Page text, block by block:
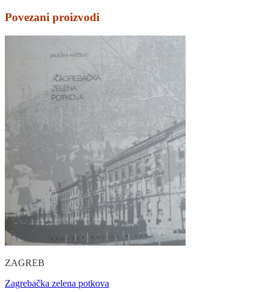
Povezani proizvodi
ZAGREB
Zagrebačka zelena potkova